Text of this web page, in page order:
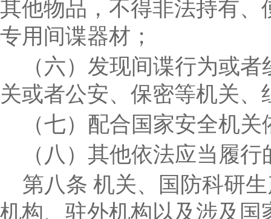
其他物品，不得非法持有
专用间谍器材；
（六）发现间谍行为或
关或者公安、保密等机关、
（七）配合国家安全机
（八）其他依法应当履
第八条 机关、国防科研
机构、驻外机构以及涉及